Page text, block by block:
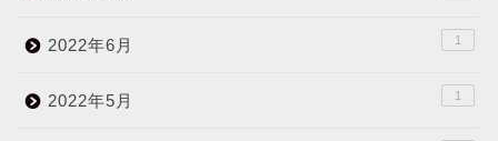
2022年6月 1
2022年5月 1